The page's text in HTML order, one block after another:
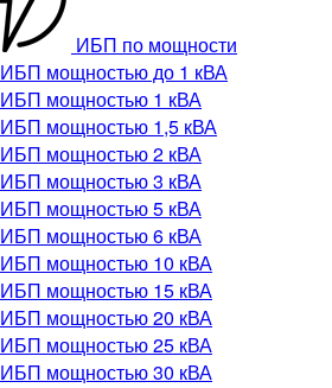
ИБП по мощности
ИБП мощностью до 1 кВА
ИБП мощностью 1 кВА
ИБП мощностью 1,5 кВА
ИБП мощностью 2 кВА
ИБП мощностью 3 кВА
ИБП мощностью 5 кВА
ИБП мощностью 6 кВА
ИБП мощностью 10 кВА
ИБП мощностью 15 кВА
ИБП мощностью 20 кВА
ИБП мощностью 25 кВА
ИБП мощностью 30 кВА